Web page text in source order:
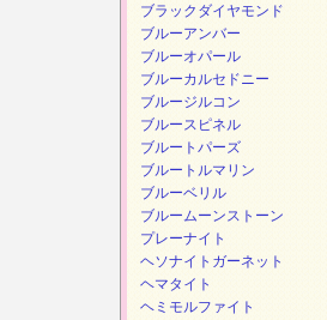
ブラックダイヤモンド
ブルーアンバー
ブルーオパール
ブルーカルセドニー
ブルージルコン
ブルースピネル
ブルートパーズ
ブルートルマリン
ブルーベリル
ブルームーンストーン
プレーナイト
ヘソナイトガーネット
ヘマタイト
ヘミモルファイト